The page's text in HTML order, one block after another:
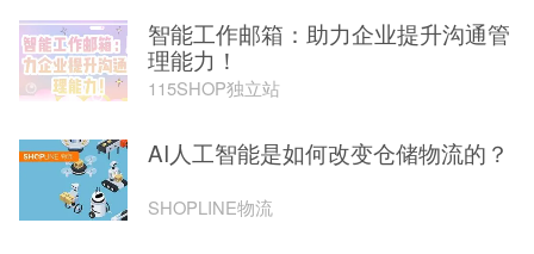
智能工作邮箱：助力企业提升沟通管
理能力！
115SHOP独立站
AI人工智能是如何改变仓储物流的？
SHOPLINE物流